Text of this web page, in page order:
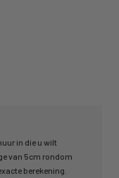
in die u wilt
van 5cm rondom
berekening.